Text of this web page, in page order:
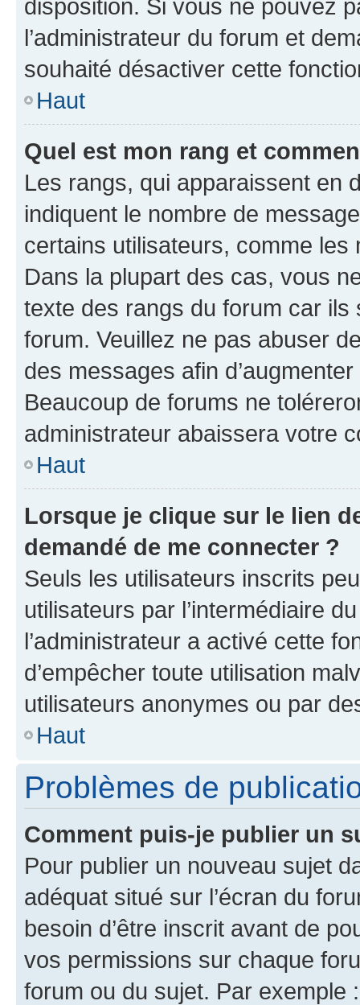
disposition. Si vous ne pouvez
l’administrateur du forum et
souhaité désactiver cette
Haut
Quel est mon rang et
Les rangs, qui apparaissent en
indiquent le nombre de
certains utilisateurs, comme
Dans la plupart des cas, vous
texte des rangs du forum car ils
forum. Veuillez ne pas abuser
des messages afin
Beaucoup de forums ne
administrateur abaissera votre
Haut
Lorsque je clique sur le lien
demandé de me connecter ?
Seuls les utilisateurs inscrits
utilisateurs par l’intermédiaire
l’administrateur a activé cette
d’empêcher toute utilisation
utilisateurs anonymes ou par
Haut
Problèmes de
Comment puis-je publier un
Pour publier un nouveau sujet
adéquat situé sur l’écran du
besoin d’être inscrit avant de
vos permissions sur chaque
forum ou du sujet. Par exemple